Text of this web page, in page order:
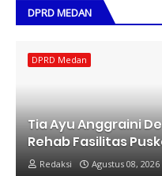
DPRD MEDAN
DPRD Medan
Tia Ayu Anggraini
Rehab Fasilitas
Redaksi Agustus 08, 2026